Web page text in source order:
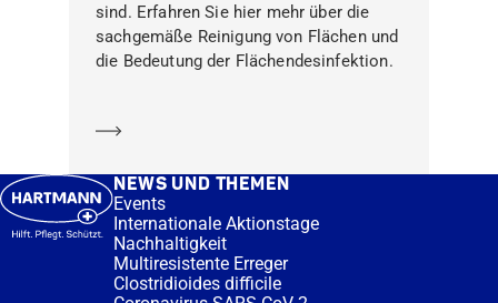
sind. Erfahren Sie hier mehr über die
sachgemäße Reinigung von Flächen und
die Bedeutung der Flächendesinfektion.
NEWS UND THEMEN
Events
Internationale Aktionstage
Nachhaltigkeit
Multiresistente Erreger
Clostridioides difficile